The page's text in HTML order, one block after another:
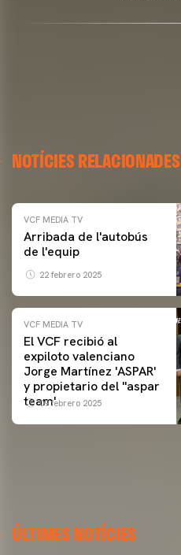
NOTÍCIES RELACIONADES
VCF MEDIA TV
Arribada de l'autobús
de l'equip
22 febrero 2025
VCF MEDIA TV
El VCF recibió al
expiloto valenciano
Jorge Martínez 'ASPAR'
y propietario del ''aspar
team'
09 febrero 2025
ÚLTIMES NOTÍCIES